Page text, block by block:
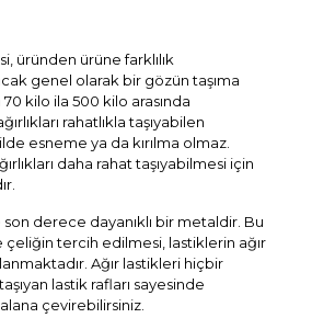
üründen ürüne farklılık
genel olarak bir gözün taşıma
kilo ila 500 kilo arasında
rahatlıkla taşıyabilen
esneme ya da kırılma olmaz.
daha rahat taşıyabilmesi için
derece dayanıklı bir metaldir. Bu
tercih edilmesi, lastiklerin ağır
Ağır lastikleri hiçbir
lastik rafları sayesinde
çevirebilirsiniz.